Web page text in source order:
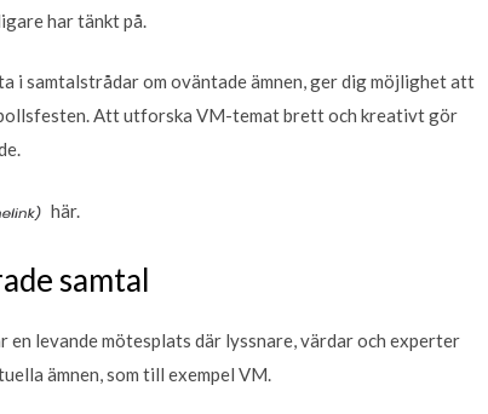
har tänkt på.
i samtalstrådar om oväntade ämnen, ger dig möjlighet att
Att utforska VM-temat brett och kreativt gör
här.
samtal
en levande mötesplats där lyssnare, värdar och experter
ämnen, som till exempel VM.